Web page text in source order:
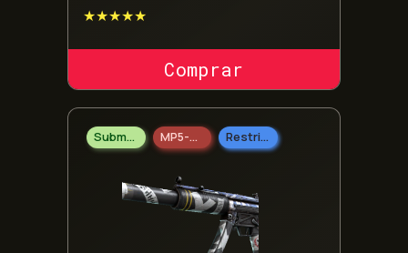
★★★★★
COMPRAR SKIN
Submetralhadoras MP5-SD Restrito